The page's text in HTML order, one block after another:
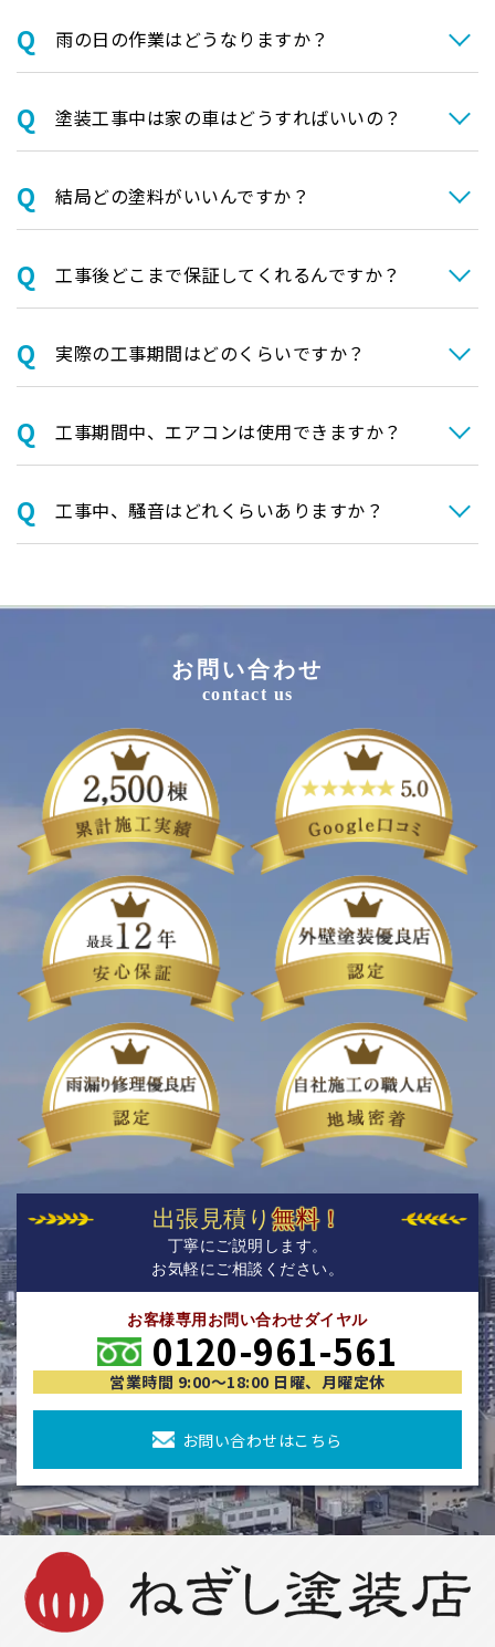
⾬の日の作業はどうなりますか？
塗装⼯事中は家の⾞はどうすればいいの？
結局どの塗料がいいんですか？
⼯事後どこまで保証してくれるんですか？
実際の⼯事期間はどのくらいですか？
⼯事期間中、エアコンは使⽤できますか？
⼯事中、騒⾳はどれくらいありますか？
お問い合わせ
contact us
出張見積り無料！
丁寧にご説明します。
お気軽にご相談ください。
お客様専用お問い合わせダイヤル
0120-961-561
営業時間 9:00〜18:00 日曜、月曜定休
お問い合わせはこちら